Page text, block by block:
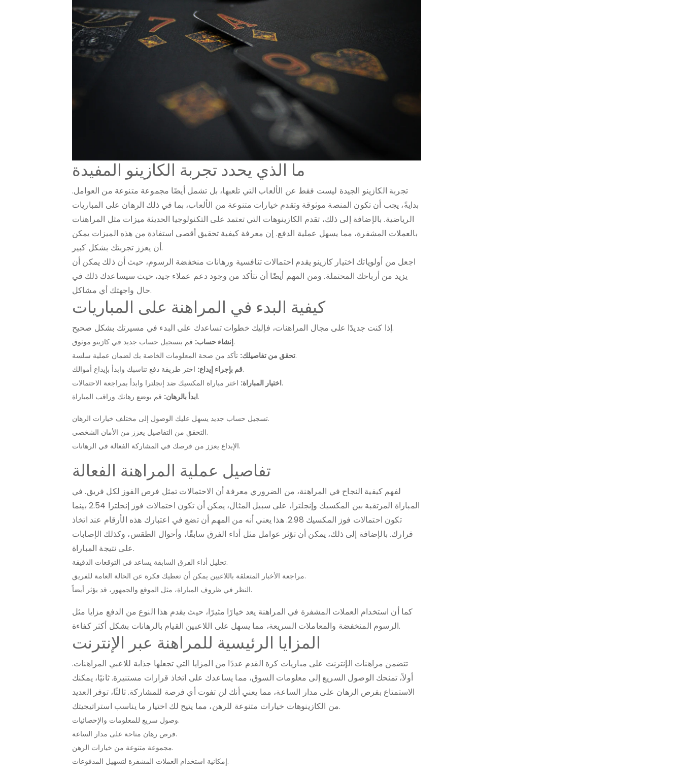
ما الذي يحدد تجربة الكازينو المفيدة
تجربة الكازينو الجيدة ليست فقط عن الألعاب التي تلعبها، بل تشمل أيضًا مجموعة متنوعة من العوامل.
بدايةً، يجب أن تكون المنصة موثوقة وتقدم خيارات متنوعة من الألعاب، بما في ذلك الرهان على المباريات
الرياضية. بالإضافة إلى ذلك، تقدم الكازينوهات التي تعتمد على التكنولوجيا الحديثة ميزات مثل المراهنات
بالعملات المشفرة، مما يسهل عملية الدفع. إن معرفة كيفية تحقيق أقصى استفادة من هذه الميزات يمكن
أن يعزز تجربتك بشكل كبير.
اجعل من أولوياتك اختيار كازينو يقدم احتمالات تنافسية ورهانات منخفضة الرسوم، حيث أن ذلك يمكن أن
يزيد من أرباحك المحتملة. ومن المهم أيضًا أن تتأكد من وجود دعم عملاء جيد، حيث سيساعدك ذلك في
حال واجهتك أي مشاكل.
كيفية البدء في المراهنة على المباريات
إذا كنت جديدًا على مجال المراهنات، فإليك خطوات تساعدك على البدء في مسيرتك بشكل صحيح.
إنشاء حساب:قم بتسجيل حساب جديد في كازينو موثوق.
تحقق من تفاصيلك:تأكد من صحة المعلومات الخاصة بك لضمان عملية سلسة.
قم بإجراء إيداع:اختر طريقة دفع تناسبك وابدأ بإيداع أموالك.
اختيار المباراة:اختر مباراة المكسيك ضد إنجلترا وابدأ بمراجعة الاحتمالات.
ابدأ بالرهان:قم بوضع رهانك وراقب المباراة.
تسجيل حساب جديد يسهل عليك الوصول إلى مختلف خيارات الرهان.
التحقق من التفاصيل يعزز من الأمان الشخصي.
الإيداع يعزز من فرصك في المشاركة الفعالة في الرهانات.
تفاصيل عملية المراهنة الفعالة
لفهم كيفية النجاح في المراهنة، من الضروري معرفة أن الاحتمالات تمثل فرص الفوز لكل فريق. في
المباراة المرتقبة بين المكسيك وإنجلترا، على سبيل المثال، يمكن أن تكون احتمالات فوز إنجلترا 2.54 بينما
تكون احتمالات فوز المكسيك 2.98. هذا يعني أنه من المهم أن تضع في اعتبارك هذه الأرقام عند اتخاذ
قرارك. بالإضافة إلى ذلك، يمكن أن تؤثر عوامل مثل أداء الفرق سابقًا، وأحوال الطقس، وكذلك الإصابات
على نتيجة المباراة.
تحليل أداء الفرق السابقة يساعد في التوقعات الدقيقة.
مراجعة الأخبار المتعلقة باللاعبين يمكن أن تعطيك فكرة عن الحالة العامة للفريق.
النظر في ظروف المباراة، مثل الموقع والجمهور، قد يؤثر أيضاً.
كما أن استخدام العملات المشفرة في المراهنة يعد خيارًا مثيرًا، حيث يقدم هذا النوع من الدفع مزايا مثل
الرسوم المنخفضة والمعاملات السريعة، مما يسهل على اللاعبين القيام بالرهانات بشكل أكثر كفاءة.
المزايا الرئيسية للمراهنة عبر الإنترنت
تتضمن مراهنات الإنترنت على مباريات كرة القدم عددًا من المزايا التي تجعلها جذابة للاعبي المراهنات.
أولاً، تمنحك الوصول السريع إلى معلومات السوق، مما يساعدك على اتخاذ قرارات مستنيرة. ثانيًا، يمكنك
الاستمتاع بفرص الرهان على مدار الساعة، مما يعني أنك لن تفوت أي فرصة للمشاركة. ثالثًا، توفر العديد
من الكازينوهات خيارات متنوعة للرهن، مما يتيح لك اختيار ما يناسب استراتيجيتك.
وصول سريع للمعلومات والإحصائيات.
فرص رهان متاحة على مدار الساعة.
مجموعة متنوعة من خيارات الرهن.
إمكانية استخدام العملات المشفرة لتسهيل المدفوعات.